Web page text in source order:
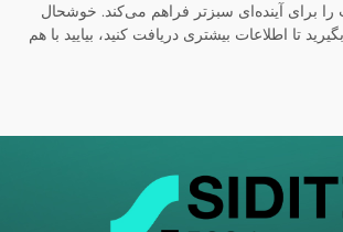
برای آینده‌ای سبزتر فراهم می‌کند. خوشحال
تا اطلاعات بیشتری دریافت کنید، بیایید با هم